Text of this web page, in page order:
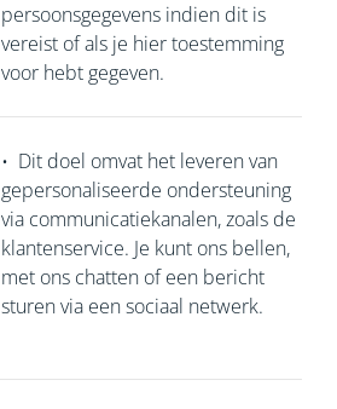
persoonsgegevens indien dit is
vereist of als je hier toestemming
voor hebt gegeven.
• Dit doel omvat het leveren van
gepersonaliseerde ondersteuning
via communicatiekanalen, zoals de
klantenservice. Je kunt ons bellen,
met ons chatten of een bericht
sturen via een sociaal netwerk.